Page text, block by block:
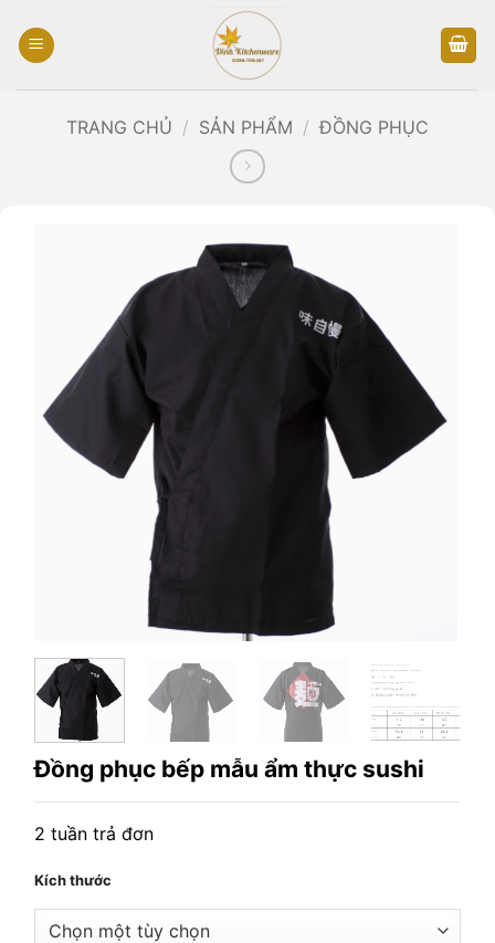
qua
dung
TRANG CHỦ / SẢN PHẨM / ĐỒNG PHỤC
Đồng phục bếp mẫu ẩm thực sushi
2 tuần trả đơn
Kích thước